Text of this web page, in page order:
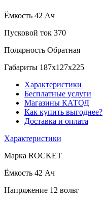
Ёмкость 42 Ач
Пусковой ток 370
Полярность Обратная
Габариты 187x127x225
Характеристики
Бесплатные услуги
Магазины КАТОД
Как купить выгоднее?
Доставка и оплата
Характеристики
Марка ROCKET
Ёмкость 42 Ач
Напряжение 12 вольт